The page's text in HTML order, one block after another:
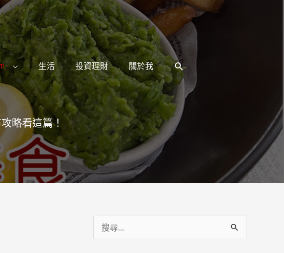
生活 投資理財 關於我
搜
尋
略看這篇！
尋